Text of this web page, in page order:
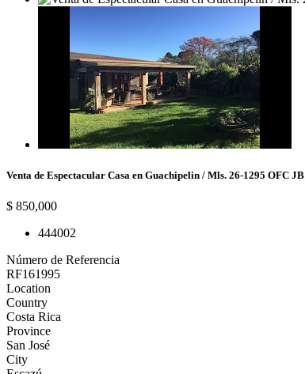
Venta de Espectacular Casa en Guachipelin / Mls. 26-1295 OFC JB
$ 850,000
444002
Número de Referencia
RF161995
Location
Country
Costa Rica
Province
San José
City